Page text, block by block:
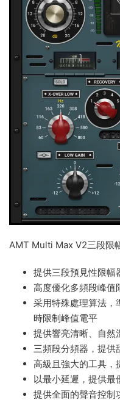
AMT Multi Max V2三段限
提供三段預見性限幅
高度優化多頻段峰值
采用特殊處理算法，
時限制峰值電平
提供響亮清晰、自然
三頻段分頻器，提供
高級且強大的工具，
以最小延遲，提供最
提供全面的聲音控制